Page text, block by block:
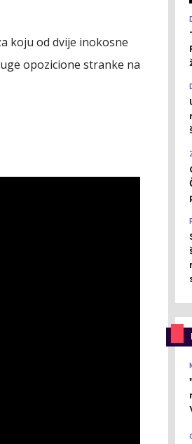
koju od dvije inokosne
opozicione stranke na